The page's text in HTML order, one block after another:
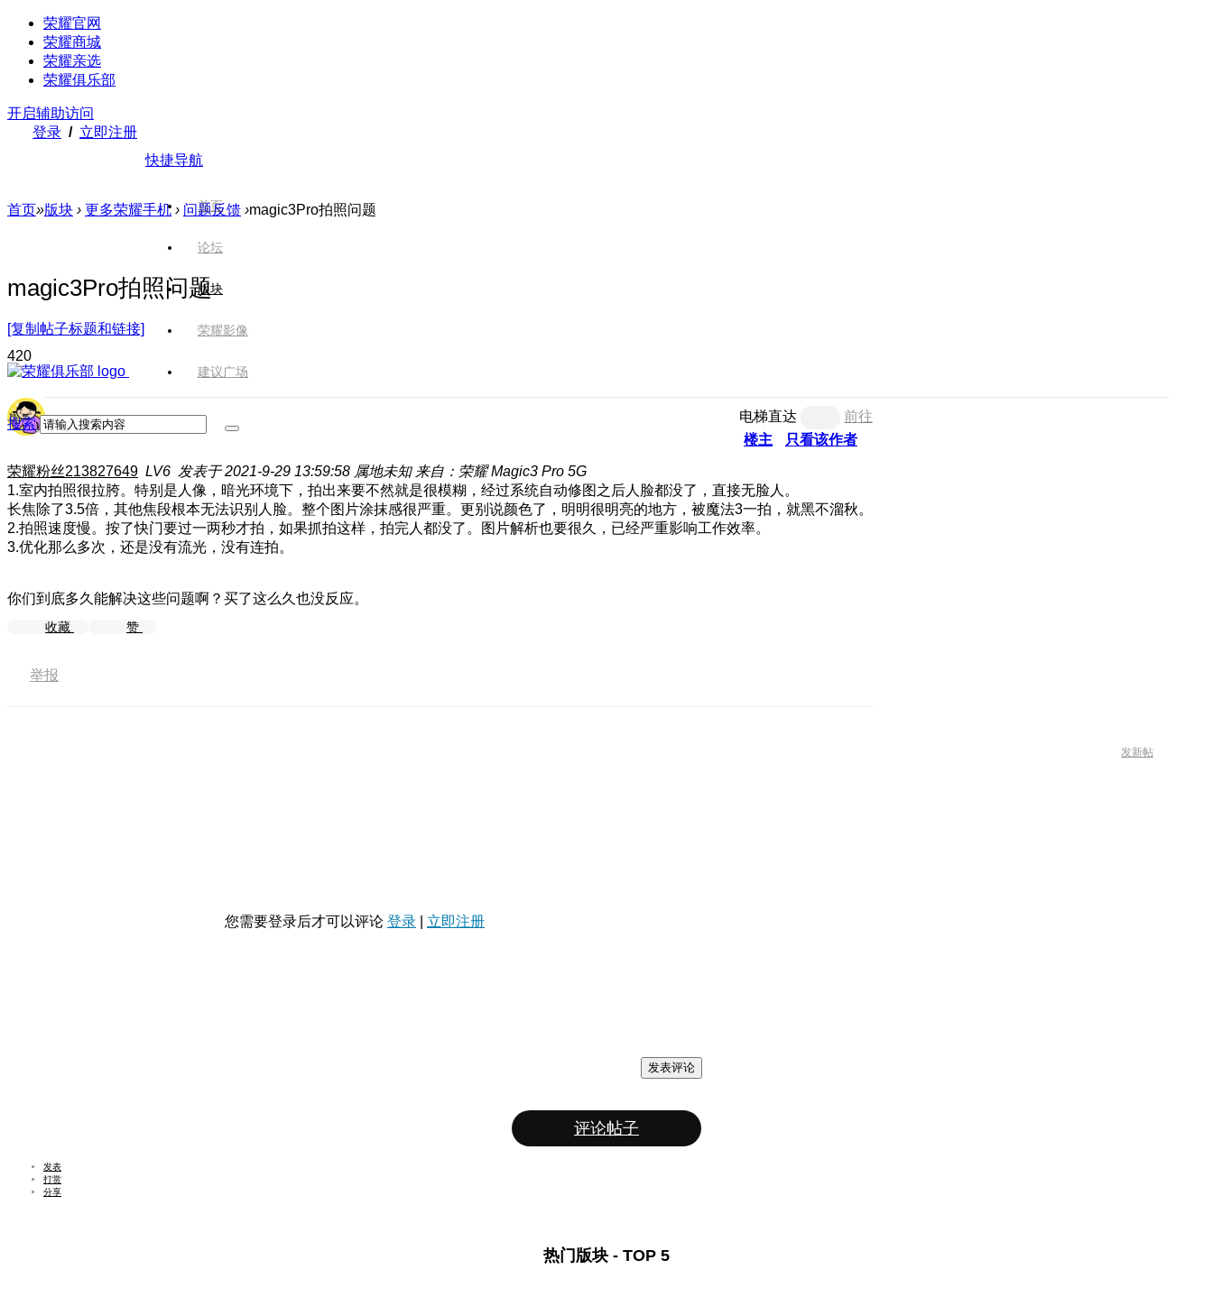
荣耀官网
荣耀商城
荣耀亲选
荣耀俱乐部
开启辅助访问
登录 / 立即注册
快捷导航
首页
论坛
版块
荣耀影像
建议广场
搜索
首页»版块 › 更多荣耀手机 › 问题反馈 ›magic3Pro拍照问题
magic3Pro拍照问题
[复制帖子标题和链接]
420
电梯直达
前往
楼主
只看该作者
荣耀粉丝213827649 LV6 发表于 2021-9-29 13:59:58 属地未知 来自：荣耀 Magic3 Pro 5G
1.室内拍照很拉胯。特别是人像，暗光环境下，拍出来要不然就是很模糊，经过系统自动修图之后人脸都没了，直接无脸人。
长焦除了3.5倍，其他焦段根本无法识别人脸。整个图片涂抹感很严重。更别说颜色了，明明很明亮的地方，被魔法3一拍，就黑不溜秋。
2.拍照速度慢。按了快门要过一两秒才拍，如果抓拍这样，拍完人都没了。图片解析也要很久，已经严重影响工作效率。
3.优化那么多次，还是没有流光，没有连拍。
你们到底多久能解决这些问题啊？买了这么久也没反应。
收藏 赞
举报
发新帖
您需要登录后才可以评论 登录 立即注册
发表评论
评论帖子
发表
打赏
分享
热门版块 - TOP 5